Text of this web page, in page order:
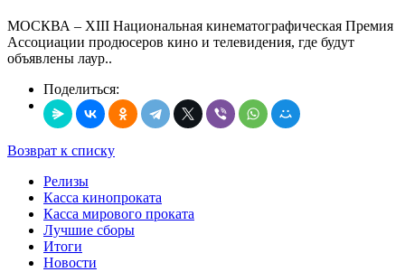
МОСКВА – XIII Национальная кинематографическая Премия
Ассоциации продюсеров кино и телевидения, где будут
объявлены лаур..
Поделиться:
Возврат к списку
Релизы
Касса кинопроката
Касса мирового проката
Лучшие сборы
Итоги
Новости